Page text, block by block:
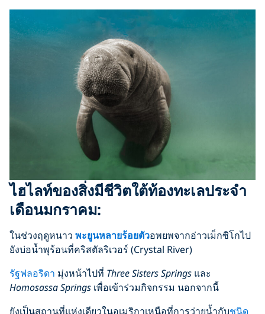
ไฮไลท์ของสิ่งมีชีวิตใต้ท้องทะเลประจำ
เดือนมกราคม:
ในช่วงฤดูหนาว พะยูนหลายร้อยตัวอพยพจากอ่าวเม็กซิโกไป
ยังบ่อน้ำพุร้อนที่คริสตัลริเวอร์ (Crystal River)
รัฐฟลอริดา มุ่งหน้าไปที่ Three Sisters Springs และ
Homosassa Springs เพื่อเข้าร่วมกิจกรรม นอกจากนี้
ยังเป็นสถานที่แห่งเดียวในอเมริกาเหนือที่การว่ายน้ำกับชนิด